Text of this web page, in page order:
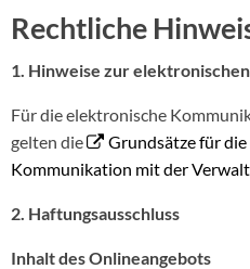
Rechtliche
1. Hinweise zur
Für die elektronische
gelten die
Grundsätze für
Kommunikation mit der
2. Haftungsausschluss
Inhalt des Onlineangebots